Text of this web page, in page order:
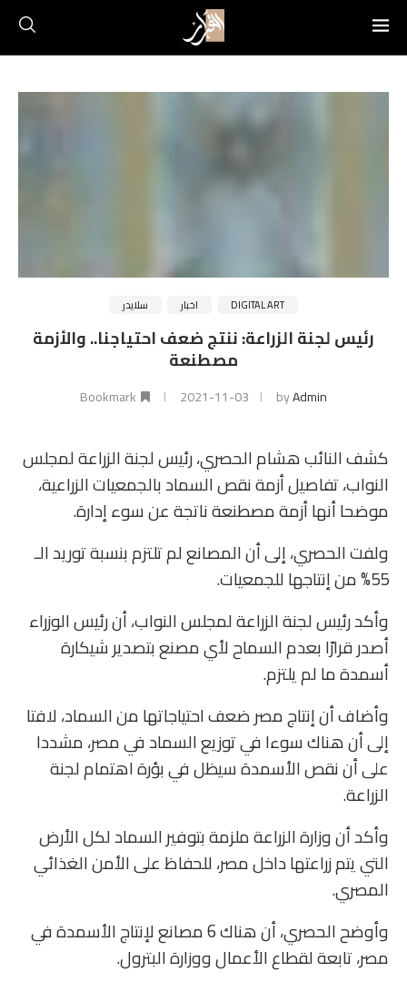
DIGITAL ART اخبار سلايدر
رئيس لجنة الزراعة: ننتج ضعف احتياجنا.. والأزمة
مصطنعة
byAdmin
2021-11-03
Bookmark
كشف النائب هشام الحصري، رئيس لجنة الزراعة لمجلس
النواب، تفاصيل أزمة نقص السماد بالجمعيات الزراعية،
موضحا أنها أزمة مصطنعة ناتجة عن سوء إدارة.
ولفت الحصري، إلى أن المصانع لم تلتزم بنسبة توريد الـ
55% من إنتاجها للجمعيات.
وأكد رئيس لجنة الزراعة لمجلس النواب، أن رئيس الوزراء
أصدر قرارًا بعدم السماح لأي مصنع بتصدير شيكارة
أسمدة ما لم يلتزم.
وأضاف أن إنتاج مصر ضعف احتياجاتها من السماد، لافتا
إلى أن هناك سوءا في توزيع السماد في مصر، مشددا
على أن نقص الأسمدة سيظل في بؤرة اهتمام لجنة
الزراعة.
وأكد أن وزارة الزراعة ملزمة بتوفير السماد لكل الأرض
التي يتم زراعتها داخل مصر، للحفاظ على الأمن الغذائي
المصري.
وأوضح الحصري، أن هناك 6 مصانع لإنتاج الأسمدة في
مصر، تابعة لقطاع الأعمال ووزارة البترول.